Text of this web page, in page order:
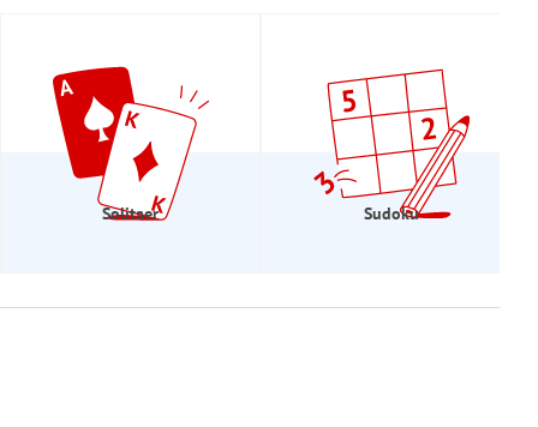
Solitaer Sudoku